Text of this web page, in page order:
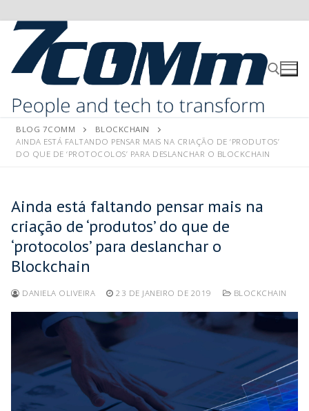
BLOG 7COMM
BLOCKCHAIN
AINDA ESTÁ FALTANDO PENSAR MAIS NA CRIAÇÃO DE ‘PRODUTOS’
DO QUE DE ‘PROTOCOLOS’ PARA DESLANCHAR O BLOCKCHAIN
Ainda está faltando pensar mais na
criação de ‘produtos’ do que de
‘protocolos’ para deslanchar o
Blockchain
DANIELA OLIVEIRA 23 DE JANEIRO DE 2019 BLOCKCHAIN